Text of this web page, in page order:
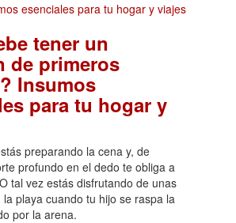
tener un
de primeros
Insumos
para tu hogar y
preparando la cena y, de
profundo en el dedo te obliga a
tal vez estás disfrutando de unas
playa cuando tu hijo se raspa la
por la arena.